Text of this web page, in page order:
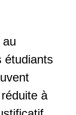
étudiants
à